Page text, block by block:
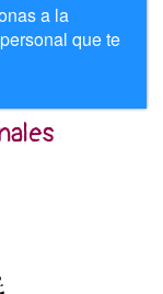
a la
que te